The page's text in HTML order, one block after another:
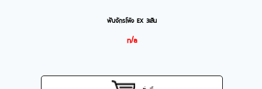
ฟันจักรโพ้ง EX 3เส้น
n/a